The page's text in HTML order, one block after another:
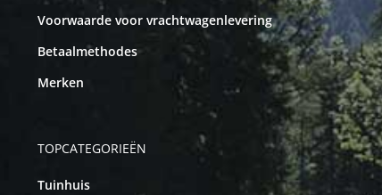
Voorwaarde voor vrachtwagenlevering
Betaalmethodes
Merken
TOPCATEGORIEËN
Tuinhuis